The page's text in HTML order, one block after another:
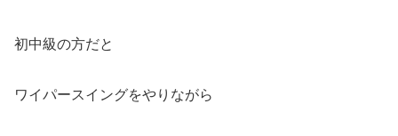
初中級の方だと
ワイパースイングをやりながら